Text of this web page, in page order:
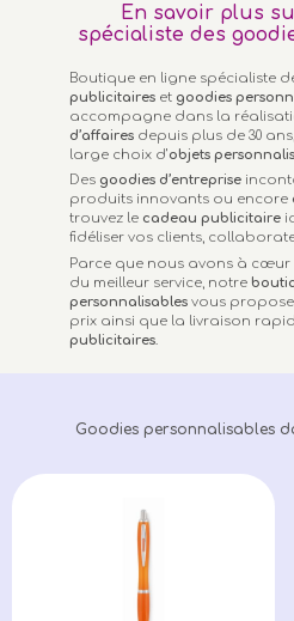
En savoir plus
spécialiste des
Boutique en ligne spécialiste
publicitaires et goodies
accompagne dans la
d’affaires depuis plus de 30
large choix d’objets
Des goodies d’entreprise
produits innovants ou encore
trouvez le cadeau publicitaire
fidéliser vos clients,
Parce que nous avons à cœur
du meilleur service, notre
personnalisables vous propose
prix ainsi que la livraison
publicitaires.
Goodies personnalisables